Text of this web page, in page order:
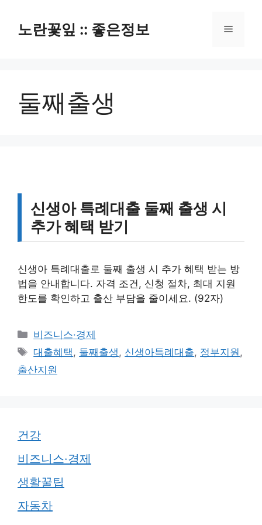
노란꽃잎 :: 좋은정보 메
둘째출생
신생아 특례대출 둘째 출생 시
추가 혜택 받기
신생아 특례대출로 둘째 출생 시 추가 혜택 받는 방
법을 안내합니다. 자격 조건, 신청 절차, 최대 지원
한도를 확인하고 출산 부담을 줄이세요. (92자)
카
테
리
비즈니스·경제
태
그
대출혜택, 둘째출생, 신생아특례대출, 정부지원,
출산지원
건강
비즈니스·경제
생활꿀팁
자동차